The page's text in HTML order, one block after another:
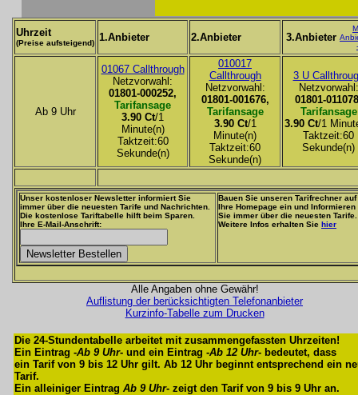
Uhrzeit
(Preise aufsteigend) 1.Anbieter 2.Anbieter 3.Anbieter
Ab 9 Uhr
01067 Callthrough
Netzvorwahl:
01801-000252,
Tarifansage
3.90 Ct/1
Minute(n)
Taktzeit:60
Sekunde(n)
010017
Callthrough
Netzvorwahl:
01801-001676,
Tarifansage
3.90 Ct/1
Minute(n)
Taktzeit:60
Sekunde(n)
3 U
Netzvorwahl:
01801-
Tarifansage
3.90 Ct/1
Taktzeit:60
Sekunde(n)
Unser kostenloser Newsletter informiert Sie
immer über die neuesten Tarife und Nachrichten.
Die kostenlose Tariftabelle hilft beim Sparen.
Ihre E-Mail-Anschrift:
Bauen Sie unseren Tarifrechner auf
Ihre Homepage ein und Informieren
Sie immer über die neuesten Tarife.
Weitere Infos erhalten Sie hier
Alle Angaben ohne Gewähr!
Auflistung der berücksichtigten Telefonanbieter
Kurzinfo-Tabelle zum Drucken
Die 24-Stundentabelle arbeitet mit zusammengefassten Uhrzeiten!
Ein Eintrag -Ab 9 Uhr- und ein Eintrag -Ab 12 Uhr- bedeutet, dass
ein Tarif von 9 bis 12 Uhr gilt. Ab 12 Uhr beginnt entsprechend ein
Tarif.
Ein alleiniger Eintrag Ab 9 Uhr- zeigt den Tarif von 9 bis 9 Uhr an.